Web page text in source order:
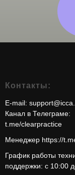
Контакты:
E-mail:
Канал в Телеграме:
t.me/clearpractice
Менеджер https://
График работы
поддержки: с 10:00